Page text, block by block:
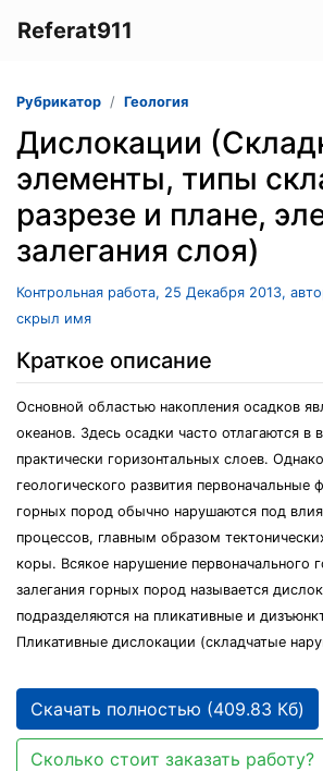
Referat911
Рубрикатор Геология
Дислокации
элементы, типы
разрезе и плане,
залегания слоя)
Контрольная работа, 25 Декабря 2013,
скрыл имя
Краткое описание
Основной областью накопления осадков
океанов. Здесь осадки часто отлагаются в
практически горизонтальных слоев.
геологического развития первоначальные
горных пород обычно нарушаются под
процессов, главным образом
коры. Всякое нарушение первоначального
залегания горных пород называется
подразделяются на пликативные и
Пликативные дислокации (складчатые
Скачать полностью (409.83 Кб)
Сколько стоит заказать работу?